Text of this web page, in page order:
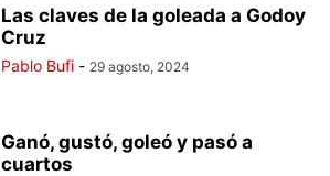
Las claves de la goleada a Godoy
Cruz
Pablo Bufi - 29 agosto, 2024
Ganó, gustó, goleó y pasó a
cuartos